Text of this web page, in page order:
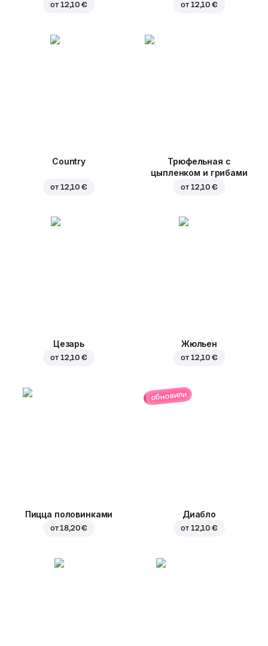
от 12,10 € от 12,10 €
Country
от 12,10 €
Трюфельная с
цыпленком и грибами
от 12,10 €
Цезарь
от 12,10 €
Жюльен
от 12,10 €
Пицца половинками
от18,20 €
обновили
Диабло
от 12,10 €